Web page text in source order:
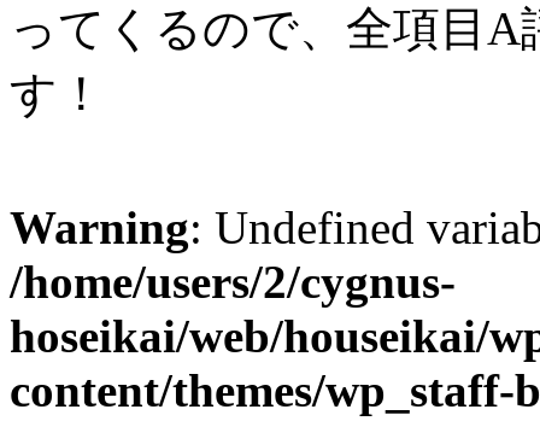
ってくるので、全項目
す！
Warning: Undefined
/home/users/2/cygnus-
hoseikai/web/houseikai/
content/themes/wp_staff-